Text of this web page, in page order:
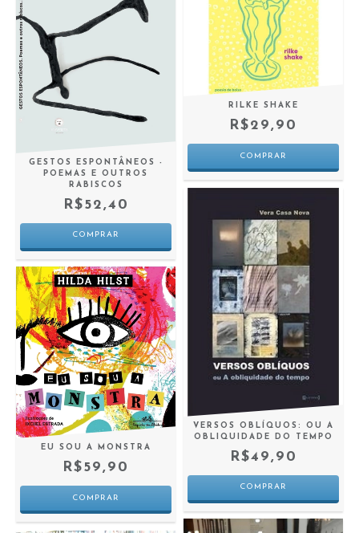
GESTOS ESPONTÂNEOS -
POEMAS E OUTROS
RABISCOS
R$52,40
RILKE SHAKE
R$29,90
EU SOU A MONSTRA
R$59,90
VERSOS OBLÍQUOS: OU A
OBLIQUIDADE DO TEMPO
R$49,90